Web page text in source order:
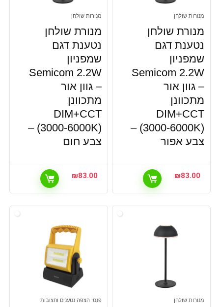
מפסק חכם לדוד שמש
מפסק חכם לתריס חשמלי
מפסקי תאורה חכמים
מציאון ותצוגות
מצלמות
מצלמות IP
נורות
עיצוב הבית
פנסי הצפה נטענים וחצובות
פנסי יד
פנסים ותאורת שטח
ציוד משרדי
תאורה
תאורה, מנורות צמודות תקרה
תאורה, מנורות קיר
מנורות שולחן
מנורת שולחן
נטענת דגם
שמפניון
Semicom 2.2W
– גוון אור
מתכוונן
DIM+CCT
(3000-6000K) –
צבע אפור
₪83.00
מנורות שולחן
מנורת שולחן
נטענת דגם
שמפניון
Semicom 2.2W
– גוון אור
מתכוונן
DIM+CCT
(3000-6000K) –
צבע חום
₪83.00
מנורות שולחן פנסי הצפה נטענים וחצובות